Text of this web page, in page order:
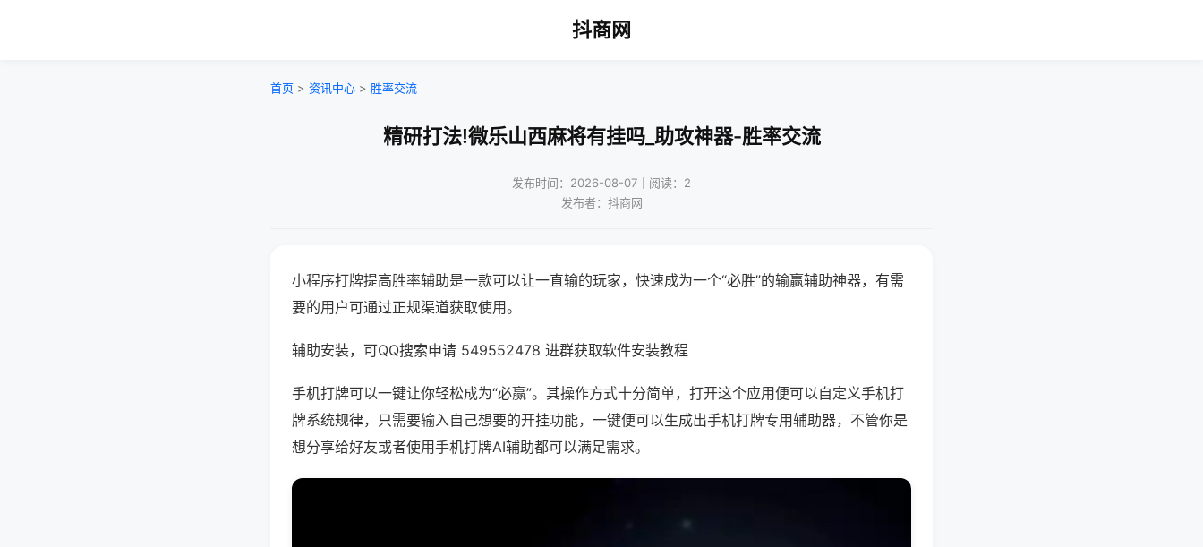
抖商网
首页 > 资讯中心 > 胜率交流
精研打法!微乐山西麻将有挂吗_助攻神器-胜率交流
发布时间：2026-08-07｜阅读：2
发布者：抖商网
小程序打牌提高胜率辅助是一款可以让一直输的玩家，快速成为一个“必胜”的输赢辅助神器，有需
要的用户可通过正规渠道获取使用。
辅助安装，可QQ搜索申请 549552478 进群获取软件安装教程
手机打牌可以一键让你轻松成为“必赢”。其操作方式十分简单，打开这个应用便可以自定义手机打
牌系统规律，只需要输入自己想要的开挂功能，一键便可以生成出手机打牌专用辅助器，不管你是
想分享给好友或者使用手机打牌AI辅助都可以满足需求。